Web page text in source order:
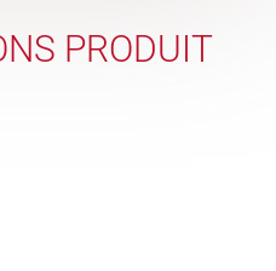
PRODUIT